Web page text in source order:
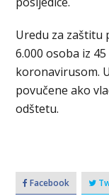
Uredu za zaštitu
6.000 osoba iz
koronavirusom.
povučene ako
odštetu.
Facebook